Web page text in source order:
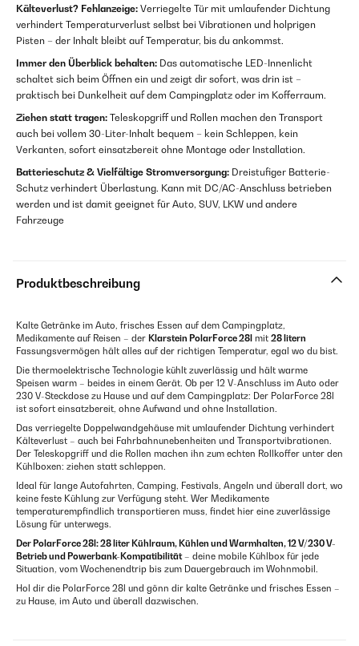
Kälteverlust? Fehlanzeige: Verriegelte Tür mit umlaufender Dichtung
verhindert Temperaturverlust selbst bei Vibrationen und holprigen
Pisten – der Inhalt bleibt auf Temperatur, bis du ankommst.
Immer den Überblick behalten: Das automatische LED-Innenlicht
schaltet sich beim Öffnen ein und zeigt dir sofort, was drin ist –
praktisch bei Dunkelheit auf dem Campingplatz oder im Kofferraum.
Ziehen statt tragen: Teleskopgriff und Rollen machen den Transport
auch bei vollem 30-Liter-Inhalt bequem – kein Schleppen, kein
Verkanten, sofort einsatzbereit ohne Montage oder Installation.
Batterieschutz & Vielfältige Stromversorgung: Dreistufiger Batterie-
Schutz verhindert Überlastung. Kann mit DC/AC-Anschluss betrieben
werden und ist damit geeignet für Auto, SUV, LKW und andere
Fahrzeuge
Produktbeschreibung
Kalte Getränke im Auto, frisches Essen auf dem Campingplatz,
Medikamente auf Reisen – der Klarstein PolarForce 28l mit 28 litern
Fassungsvermögen hält alles auf der richtigen Temperatur, egal wo du bist.
Die thermoelektrische Technologie kühlt zuverlässig und hält warme
Speisen warm – beides in einem Gerät. Ob per 12 V-Anschluss im Auto oder
230 V-Steckdose zu Hause und auf dem Campingplatz: Der PolarForce 28l
ist sofort einsatzbereit, ohne Aufwand und ohne Installation.
Das verriegelte Doppelwandgehäuse mit umlaufender Dichtung verhindert
Kälteverlust – auch bei Fahrbahnunebenheiten und Transportvibrationen.
Der Teleskopgriff und die Rollen machen ihn zum echten Rollkoffer unter den
Kühlboxen: ziehen statt schleppen.
Ideal für lange Autofahrten, Camping, Festivals, Angeln und überall dort, wo
keine feste Kühlung zur Verfügung steht. Wer Medikamente
temperaturempfindlich transportieren muss, findet hier eine zuverlässige
Lösung für unterwegs.
Der PolarForce 28l: 28 liter Kühlraum, Kühlen und Warmhalten, 12 V/230 V-
Betrieb und Powerbank-Kompatibilität– deine mobile Kühlbox für jede
Situation, vom Wochenendtrip bis zum Dauergebrauch im Wohnmobil.
Hol dir die PolarForce 28l und gönn dir kalte Getränke und frisches Essen –
zu Hause, im Auto und überall dazwischen.